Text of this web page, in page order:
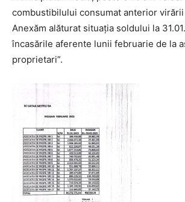
combustibilului consumat anterior
Anexăm alăturat situația soldului la
încasările aferente lunii februarie de la
proprietari”.